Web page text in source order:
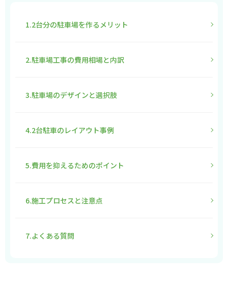
1.2台分の駐車場を作るメリット
2.駐車場工事の費用相場と内訳
3.駐車場のデザインと選択肢
4.2台駐車のレイアウト事例
5.費用を抑えるためのポイント
6.施工プロセスと注意点
7.よくある質問